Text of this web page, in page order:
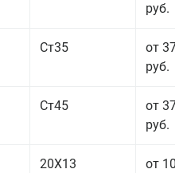
руб.
Ст35
от 37
руб.
Ст45
от 37
руб.
20Х13
от 101